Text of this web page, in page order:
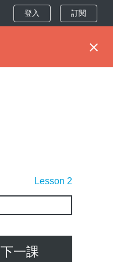
登入 訂閱
Lesson 2
下一課